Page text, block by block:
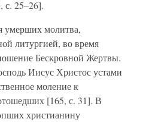
с. 25–26].
умерших молитва,
литургией, во время
Бескровной Жертвы.
Иисус Христос устами
моление к
[165, с. 31]. В
христианину